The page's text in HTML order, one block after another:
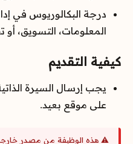
درجة البكالوريوس في
المعلومات، التسويق،
كيفية التقديم
يجب إرسال السيرة
على موقع بعيد.
⚠️ هذه الوظيفة من مصدر